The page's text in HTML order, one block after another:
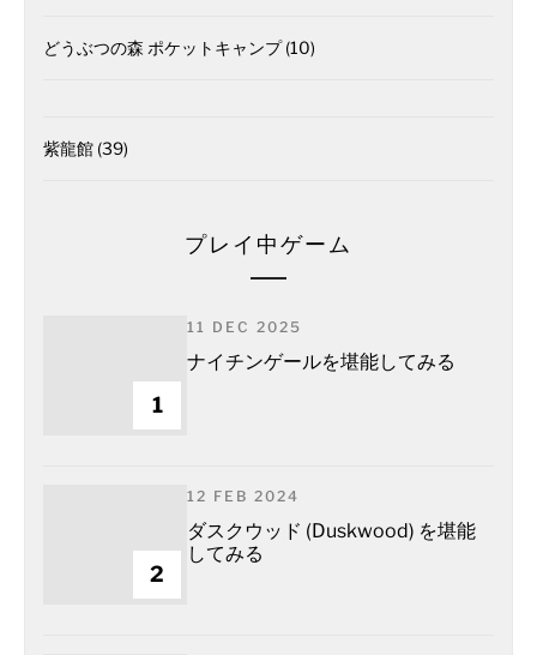
どうぶつの森 ポケットキャンプ(10)
紫龍館 (39)
プレイ中ゲーム
1
11 DEC 2025
ナイチンゲールを堪能してみる
2
12 FEB 2024
ダスクウッド (Duskwood) を堪能
してみる